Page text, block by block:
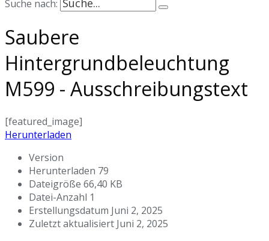
Suche nach:
Saubere
Hintergrundbeleuchtung
M599 - Ausschreibungstext
[featured_image]
Herunterladen
Version
Herunterladen 79
Dateigröße 66,40 KB
Datei-Anzahl 1
Erstellungsdatum Juni 2, 2025
Zuletzt aktualisiert Juni 2, 2025